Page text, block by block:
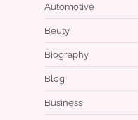
Automotive
Beuty
Biography
Blog
Business